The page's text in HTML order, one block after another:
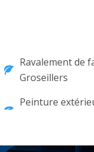
Ravalement de
Groseillers
Peinture